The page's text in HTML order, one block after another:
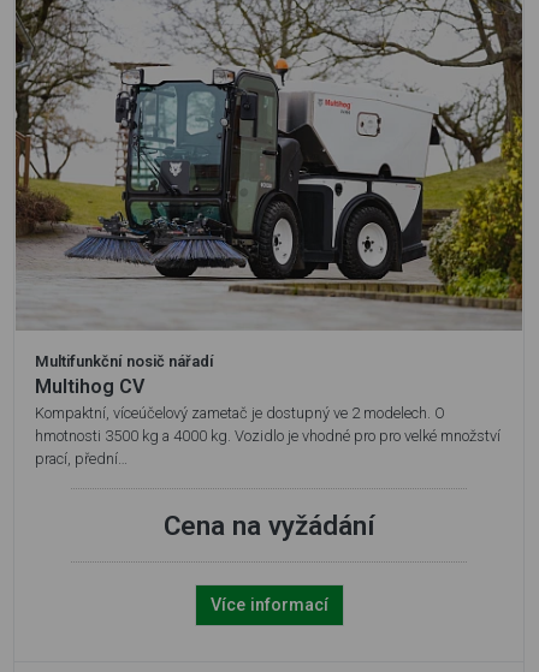
Multifunkční nosič nářadí
Multihog CV
Kompaktní, víceúčelový zametač je dostupný ve 2 modelech. O
hmotnosti 3500 kg a 4000 kg. Vozidlo je vhodné pro pro velké množství
prací, přední…
Cena na vyžádání
Více informací